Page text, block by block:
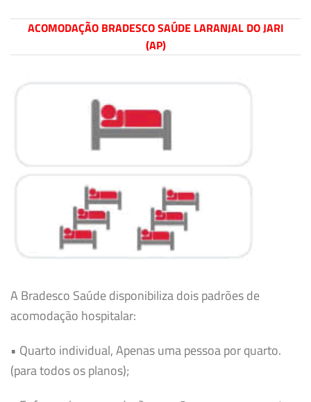
ACOMODAÇÃO BRADESCO SAÚDE LARANJAL DO JARI
(AP)
A Bradesco Saúde disponibiliza dois padrões de
acomodação hospitalar:
• Quarto individual, Apenas uma pessoa por quarto.
(para todos os planos);